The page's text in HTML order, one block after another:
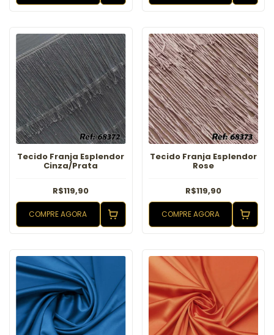
Tecido Franja Esplendor
Cinza/Prata
R$119,90
COMPRE AGORA
Tecido Franja Esplendor
Rose
R$119,90
COMPRE AGORA